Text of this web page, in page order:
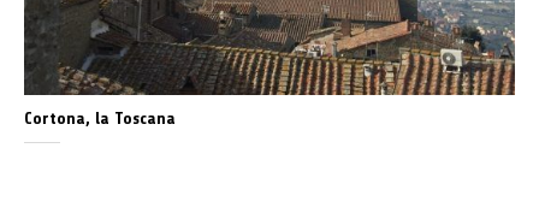
Cortona, la Toscana